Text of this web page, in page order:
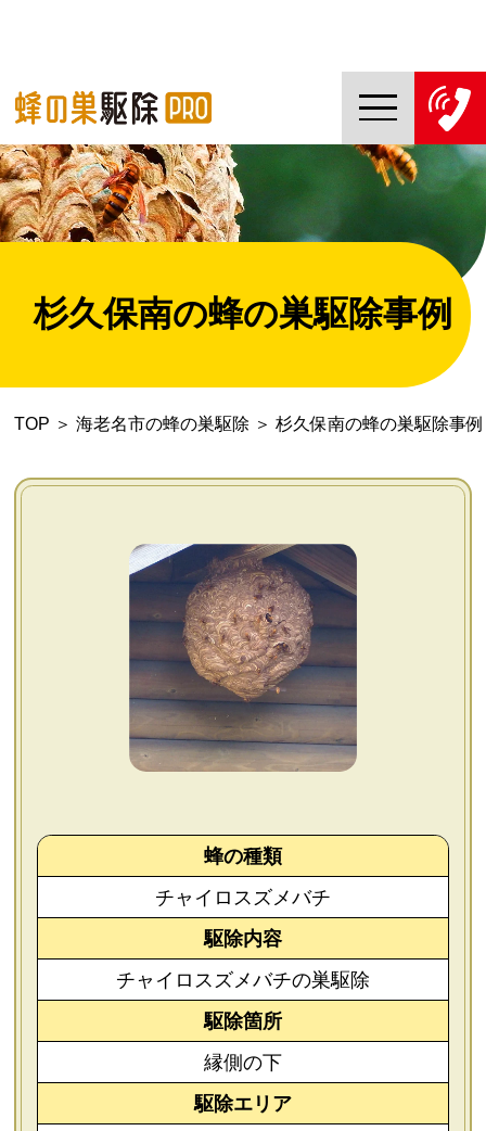
TOP
蜂の巣駆除PROについて
蜂の巣駆除ご依頼の流れ
対応エリア一覧
会社概要
お問い合わせ
個人情報保護方針
杉久保南の蜂の巣駆除事例
TOP ＞ 海老名市の蜂の巣駆除 ＞ 杉久保南の蜂の巣駆除事例
蜂の種類
チャイロスズメバチ
駆除内容
チャイロスズメバチの巣駆除
駆除箇所
縁側の下
駆除エリア